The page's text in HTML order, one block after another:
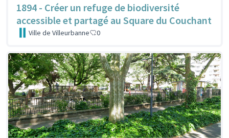
1894 - Créer un refuge de biodiversité
accessible et partagé au Square du Couchant
Ville de Villeurbanne 0